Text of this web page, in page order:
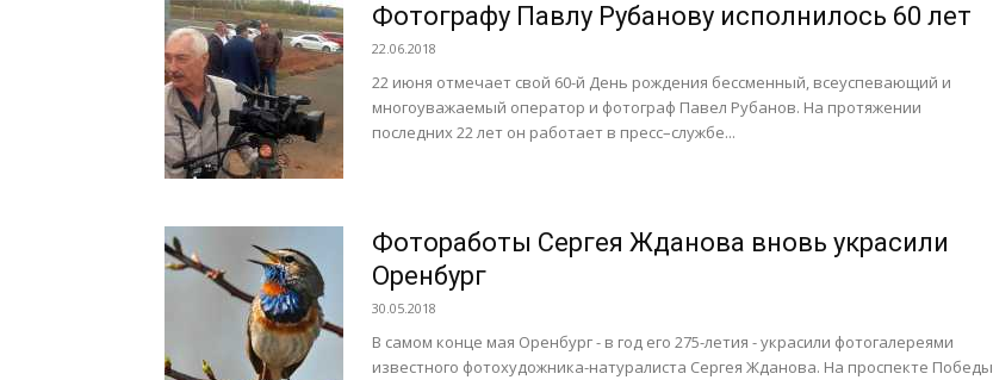
Фотографу Павлу Рубанову исполнилось 60 лет
22.06.2018
22 июня отмечает свой 60-й День рождения бессменный, всеуспевающий и
многоуважаемый оператор и фотограф Павел Рубанов. На протяжении
последних 22 лет он работает в пресс–службе...
Фотоработы Сергея Жданова вновь украсили
Оренбург
30.05.2018
В самом конце мая Оренбург - в год его 275-летия - украсили фотогалереями
известного фотохудожника-натуралиста Сергея Жданова. На проспекте Победы